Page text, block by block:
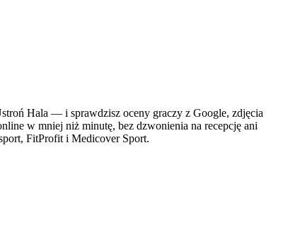
Hala — i sprawdzisz oceny graczy z Google, zdjęcia
w mniej niż minutę, bez dzwonienia na recepcję ani
FitProfit i Medicover Sport.